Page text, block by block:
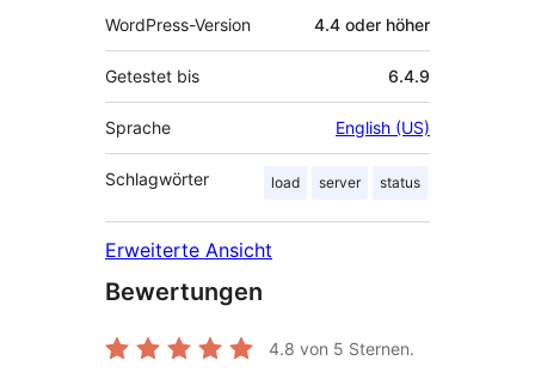
WordPress-Version 4.4 oder höher
Getestet bis 6.4.9
Sprache English (US)
Schlagwörter load server status
Erweiterte Ansicht
Bewertungen
4.8 von 5 Sternen.